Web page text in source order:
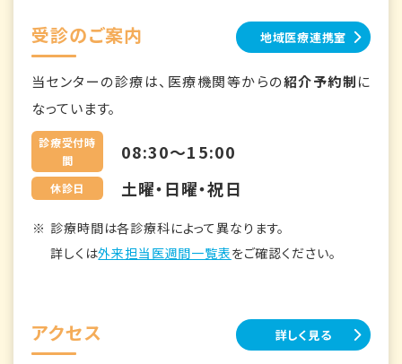
受診のご案内 地域医療連携室
当センターの診療は、医療機関等からの紹介予約制に
なっています。
診療受付時
間
08:30～15:00
休診日 土曜・日曜・祝日
診療時間は各診療科によって異なります。
詳しくは外来担当医週間一覧表をご確認ください。
アクセス 詳しく見る